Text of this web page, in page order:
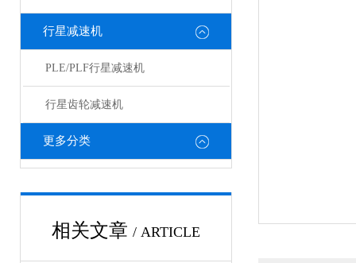
行星减速机
PLE/PLF行星减速机
行星齿轮减速机
更多分类
相关文章 / ARTICLE